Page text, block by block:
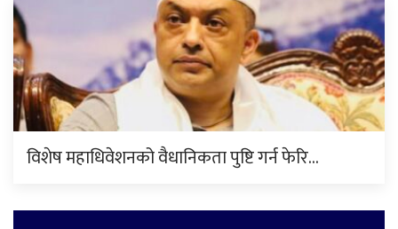
विशेष महाधिवेशनको वैधानिकता पुष्टि गर्न फेरि…